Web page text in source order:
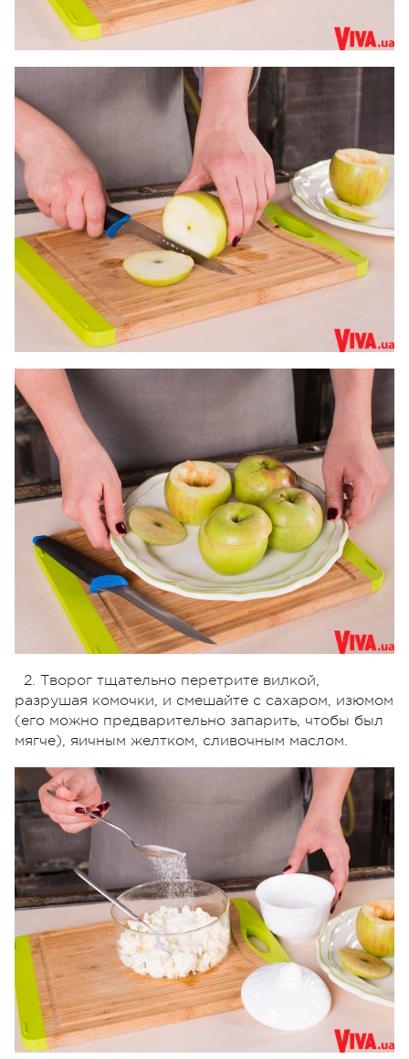
2. Творог тщательно перетрите вилкой,
разрушая комочки, и смешайте с сахаром, изюмом
(его можно предварительно запарить, чтобы был
мягче), яичным желтком, сливочным маслом.